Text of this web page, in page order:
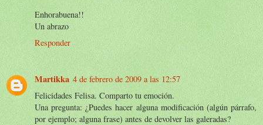
Enhorabuena!!
Un abrazo
Responder
Martikka 4 de febrero de 2009 a las 12:57
Felicidades Felisa. Comparto tu emoción.
Una pregunta: ¿Puedes hacer alguna modificación (algún párrafo,
por ejemplo; alguna frase) antes de devolver las galeradas?